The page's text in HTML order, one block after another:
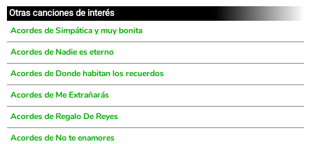
Otras canciones de interés
Acordes de Simpática y muy bonita
Acordes de Nadie es eterno
Acordes de Donde habitan los recuerdos
Acordes de Me Extrañarás
Acordes de Regalo De Reyes
Acordes de No te enamores